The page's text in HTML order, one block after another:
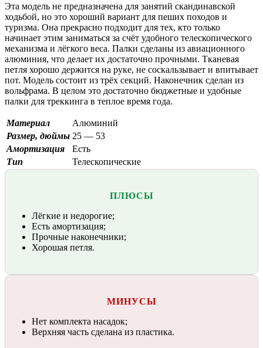
Эта модель не предназначена для занятий скандинавской
ходьбой, но это хороший вариант для пеших походов и
туризма. Она прекрасно подходит для тех, кто только
начинает этим заниматься за счёт удобного телескопического
механизма и лёгкого веса. Палки сделаны из авиационного
алюминия, что делает их достаточно прочными. Тканевая
петля хорошо держится на руке, не соскальзывает и впитывает
пот. Модель состоит из трёх секций. Наконечник сделан из
вольфрама. В целом это достаточно бюджетные и удобные
палки для треккинга в теплое время года.
Материал
Алюминий
Размер, дюймы 25 — 53
Амортизация
Есть
Тип
Телескопические
ПЛЮСЫ
Лёгкие и недорогие;
Есть амортизация;
Прочные наконечники;
Хорошая петля.
МИНУСЫ
Нет комплекта насадок;
Верхняя часть сделана из пластика.